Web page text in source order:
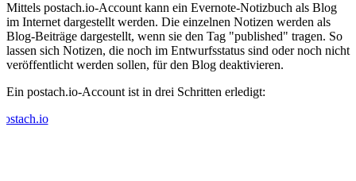
Mittels postach.io-Account kann ein Evernote-Notizbuch als Blog
im Internet dargestellt werden. Die einzelnen Notizen werden als
Blog-Beiträge dargestellt, wenn sie den Tag "published" tragen. So
lassen sich Notizen, die noch im Entwurfsstatus sind oder noch nicht
veröffentlicht werden sollen, für den Blog deaktivieren.
Ein postach.io-Account ist in drei Schritten erledigt: